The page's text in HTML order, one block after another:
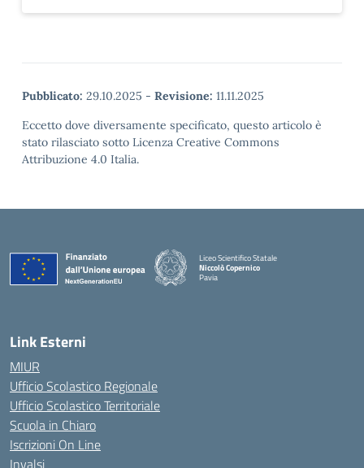
Pubblicato: 29.10.2025 - Revisione: 11.11.2025
Eccetto dove diversamente specificato, questo articolo è
stato rilasciato sotto Licenza Creative Commons
Attribuzione 4.0 Italia.
Liceo Scientifico Statale
Niccolò Copernico
Pavia
Link Esterni
MIUR
Ufficio Scolastico Regionale
Ufficio Scolastico Territoriale
Scuola in Chiaro
Iscrizioni On Line
Invalsi